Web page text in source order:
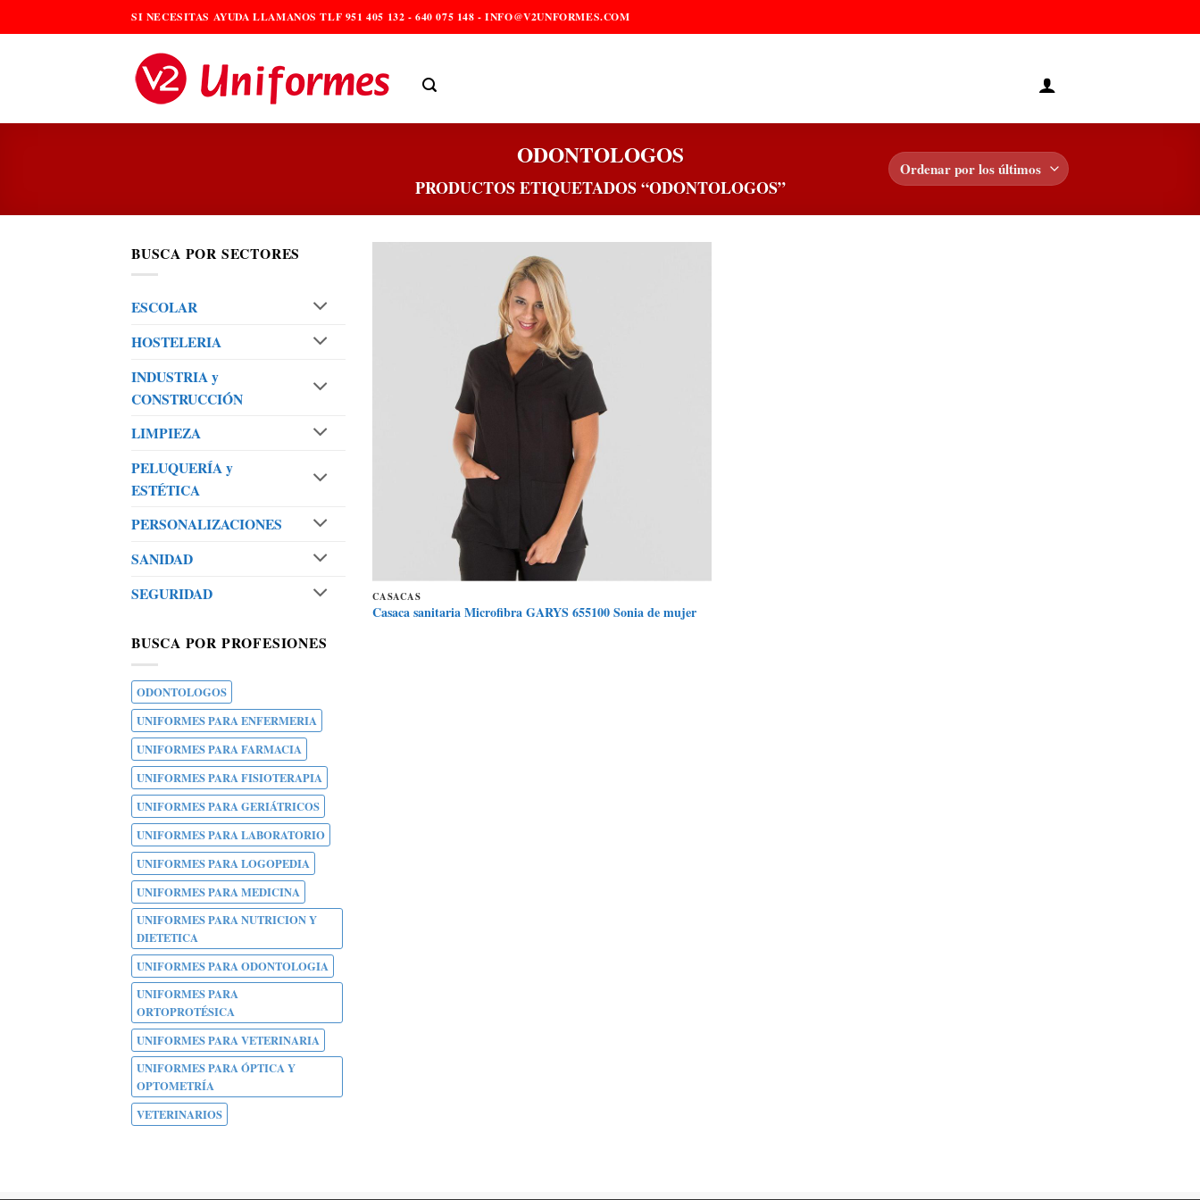
al
SI NECESITAS AYUDA LLAMANOS TLF 951 405 132 - 640 075 148 - INFO@V2UNFORMES.COM
ODONTOLOGOS
PRODUCTOS ETIQUETADOS “ODONTOLOGOS”
BUSCA POR SECTORES
ESCOLAR
HOSTELERIA
INDUSTRIA y
CONSTRUCCIÓN
LIMPIEZA
PELUQUERÍA y
ESTÉTICA
PERSONALIZACIONES
SANIDAD
SEGURIDAD
BUSCA POR PROFESIONES
ODONTOLOGOS
UNIFORMES PARA ENFERMERIA
UNIFORMES PARA FARMACIA
UNIFORMES PARA FISIOTERAPIA
UNIFORMES PARA GERIÁTRICOS
UNIFORMES PARA LABORATORIO
UNIFORMES PARA LOGOPEDIA
UNIFORMES PARA MEDICINA
UNIFORMES PARA NUTRICION Y
DIETETICA
UNIFORMES PARA ODONTOLOGIA
UNIFORMES PARA
ORTOPROTÉSICA
UNIFORMES PARA VETERINARIA
UNIFORMES PARA ÓPTICA Y
OPTOMETRÍA
VETERINARIOS
CASACAS
Casaca sanitaria Microfibra GARYS 655100 Sonia de mujer